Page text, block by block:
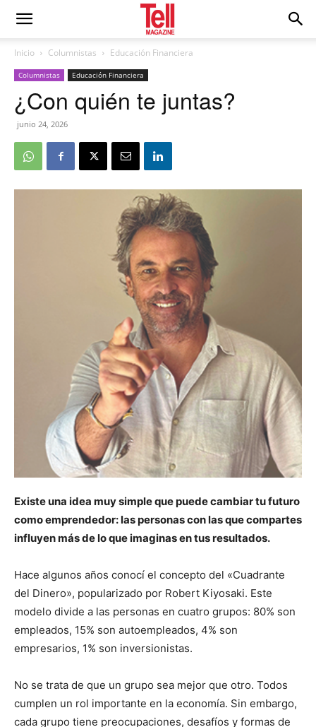
Inicio Columnistas Educación Financiera
Columnistas Educación Financiera
¿Con quién te juntas?
junio 24, 2026
Existe una idea muy simple que puede cambiar tu futuro
como emprendedor: las personas con las que compartes
influyen más de lo que imaginas en tus resultados.
Hace algunos años conocí el concepto del «Cuadrante
del Dinero», popularizado por Robert Kiyosaki. Este
modelo divide a las personas en cuatro grupos: 80% son
empleados, 15% son autoempleados, 4% son
empresarios, 1% son inversionistas.
No se trata de que un grupo sea mejor que otro. Todos
cumplen un rol importante en la economía. Sin embargo,
cada grupo tiene preocupaciones, desafíos y formas de